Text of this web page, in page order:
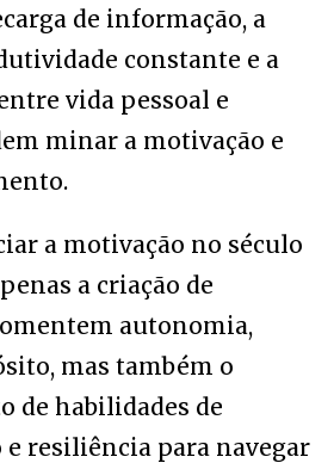
de informação, a
constante e a
vida pessoal e
minar a motivação e
a motivação no século
a criação de
autonomia,
mas também o
de habilidades de
e resiliência para navegar